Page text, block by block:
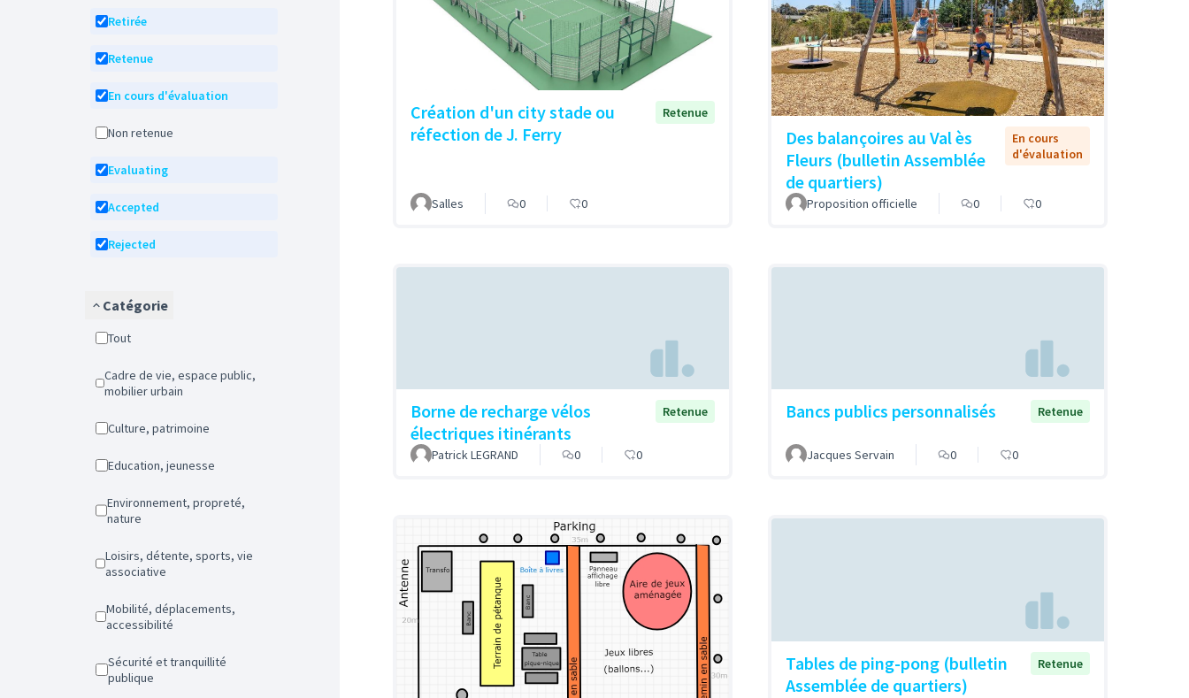
Retirée
Retenue
En cours d'évaluation
Non retenue
Evaluating
Accepted
Rejected
Catégorie
Tout
Cadre de vie, espace public,
mobilier urbain
Culture, patrimoine
Education, jeunesse
Environnement, propreté,
nature
Loisirs, détente, sports, vie
associative
Mobilité, déplacements,
accessibilité
Sécurité et tranquillité
publique
Création d'un city stade ou
réfection de J. Ferry
Retenue
Salles 0 0
Des balançoires au Val ès
Fleurs (bulletin Assemblée
de quartiers)
En cours
d'évaluation
Proposition officielle 0 0
Borne de recharge vélos
électriques itinérants
Retenue
Patrick LEGRAND 0 0
Bancs publics personnalisés Retenue
Jacques Servain 0 0
Tables de ping-pong (bulletin
Assemblée de quartiers)
Retenue